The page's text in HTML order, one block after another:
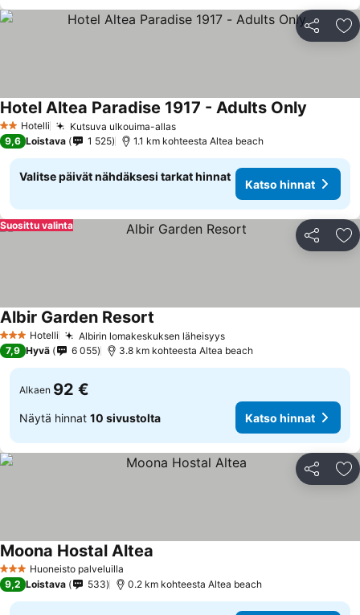
Jaa
2 Tähtiluokitus
Hotelli Kutsuva ulkouima-allas
Hotel Altea Paradise 1917 - Adults Only
9,6 Loistava 1 525 1.1 km kohteesta Altea beach
Valitse päivät nähdäksesi tarkat hinnat
Katso hinnat
Jaa
Suosittu valinta
3 Tähtiluokitus
Hotelli Albirin lomakeskuksen läheisyys
Albir Garden Resort
7,9 Hyvä 6 055 3.8 km kohteesta Altea beach
Alkaen 92 €
Näytä hinnat 10 sivustolta Katso hinnat
Jaa
3 Tähtiluokitus
Huoneisto palveluilla
Moona Hostal Altea
9,2 Loistava 533 0.2 km kohteesta Altea beach